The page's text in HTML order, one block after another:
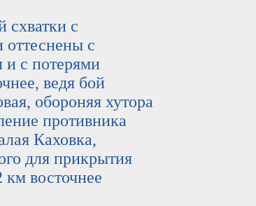
с
с
с потерями
ведя бой
обороняя хутора
противника
Каховка,
для прикрытия
восточнее